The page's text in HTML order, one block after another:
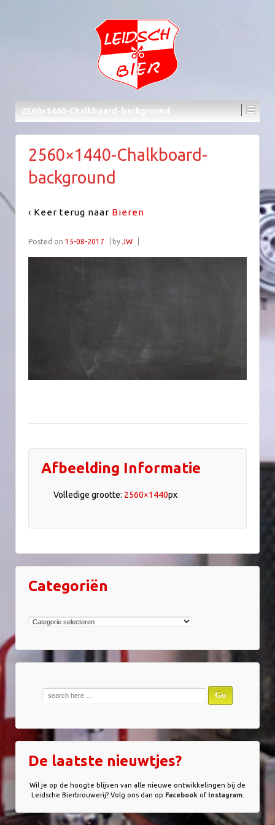
2560×1440-Chalkboard-background
2560×1440-Chalkboard-
background
‹ Keer terug naar Bieren
Posted on 15-08-2017 by JW
Afbeelding Informatie
Volledige grootte: 2560×1440px
Categoriën
Zoek
naar:
De laatste nieuwtjes?
Wil je op de hoogte blijven van alle nieuwe ontwikkelingen bij de
Leidsche Bierbrouwerij? Volg ons dan op Facebookof Instagram.